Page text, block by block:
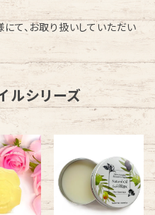
て、お取り扱いしていただい
ルシリーズ